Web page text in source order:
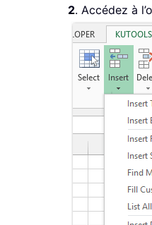
2. Accédez à